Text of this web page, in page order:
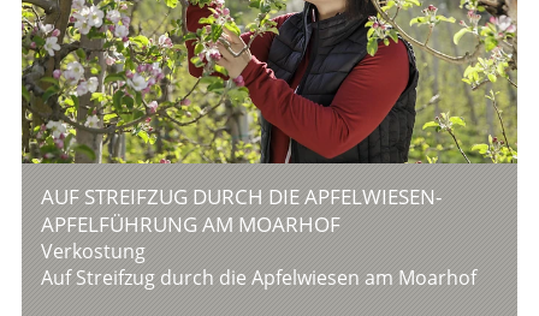
AUF STREIFZUG DURCH DIE APFELWIESEN-
APFELFÜHRUNG AM MOARHOF
Verkostung
Auf Streifzug durch die Apfelwiesen am Moarhof